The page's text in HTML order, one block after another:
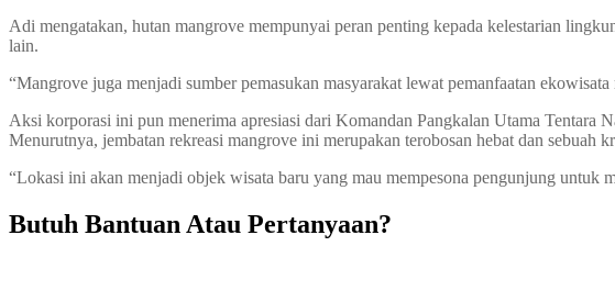
Adi mengatakan, hutan mangrove mempunyai peran penting kepada kelestarian
lain.
“Mangrove juga menjadi sumber pemasukan masyarakat lewat pemanfaatan
Aksi korporasi ini pun menerima apresiasi dari Komandan Pangkalan Utama
Menurutnya, jembatan rekreasi mangrove ini merupakan terobosan hebat dan sebuah
“Lokasi ini akan menjadi objek wisata baru yang mau mempesona pengunjung untuk
Butuh Bantuan Atau Pertanyaan?